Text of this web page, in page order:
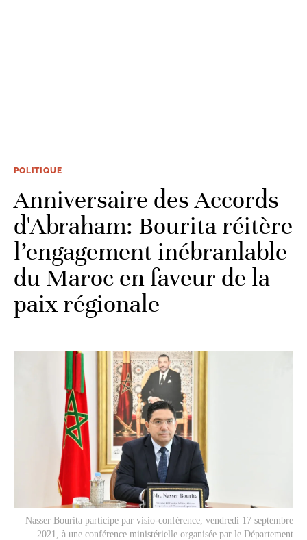
POLITIQUE
Anniversaire des Accords
d'Abraham: Bourita réitère
l’engagement inébranlable
du Maroc en faveur de la
paix régionale
Nasser Bourita participe par visio-conférence, vendredi 17 septembre
2021, à une conférence ministérielle organisée par le Département